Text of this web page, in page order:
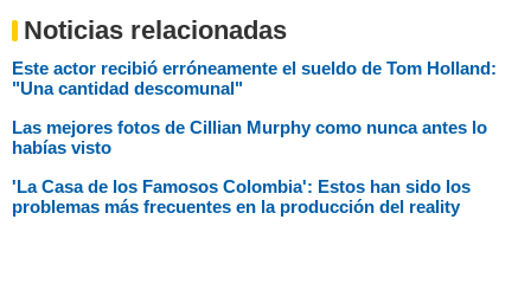
Noticias relacionadas
Este actor recibió erróneamente el sueldo de Tom Holland:
"Una cantidad descomunal"
Las mejores fotos de Cillian Murphy como nunca antes lo
habías visto
'La Casa de los Famosos Colombia': Estos han sido los
problemas más frecuentes en la producción del reality